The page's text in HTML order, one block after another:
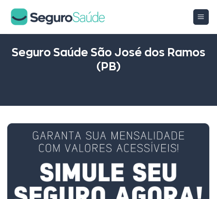
Seguro Saúde São José dos Ramos
(PB)